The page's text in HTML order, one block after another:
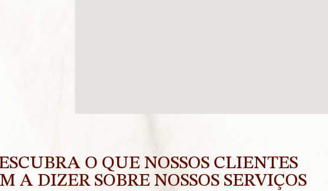
O QUE NOSSOS CLIENTES
A DIZER SOBRE NOSSOS SERVIÇOS